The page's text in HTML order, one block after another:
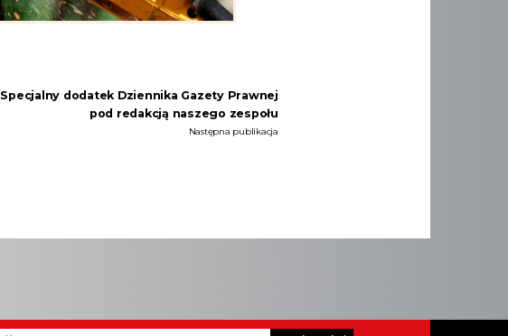
Specjalny dodatek Dziennika Gazety Prawnej
pod redakcją naszego zespołu
Następna publikacja